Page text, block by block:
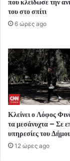
που κλείδωσε την
του στο σπίτι
6 ώρες ago
Κλείνει ο Λόφος
τα μεσάνυχτα – Σε
υπηρεσίες του
12 ώρες ago